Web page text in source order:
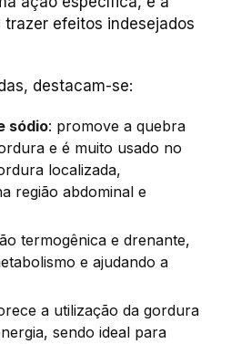
efeitos indesejados
destacam-se:
sódio: promove a quebra
e é muito usado no
localizada,
região abdominal e
termogênica e drenante,
e ajudando a
a utilização da gordura
sendo ideal para